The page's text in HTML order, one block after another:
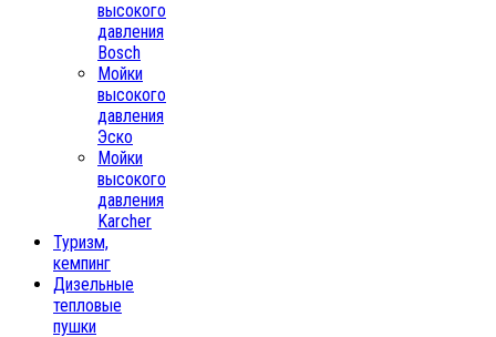
высокого
давления
Bosch
Мойки
высокого
давления
Эско
Мойки
высокого
давления
Karcher
Туризм,
кемпинг
Дизельные
тепловые
пушки